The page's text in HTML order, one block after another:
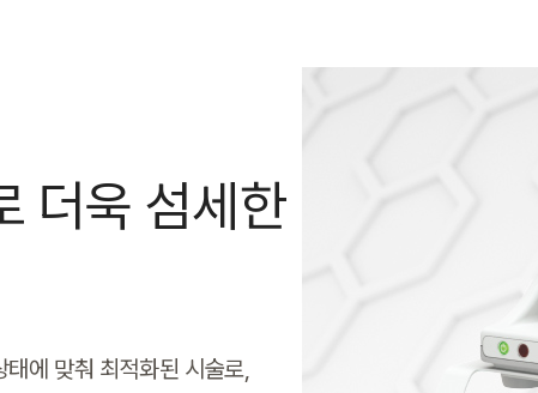
더욱 섬세한
에 맞춰 최적화된 시술로,